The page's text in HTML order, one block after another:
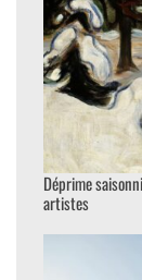
Déprime
artistes